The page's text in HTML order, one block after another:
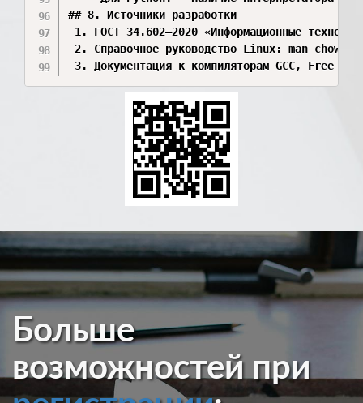
## 8. Источники разработки
1. ГОСТ 34.602—2020 «Информационные
2. Справочное руководство Linux: man
Больше
возможностей при